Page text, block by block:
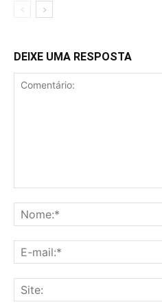
DEIXE UMA RESPOSTA